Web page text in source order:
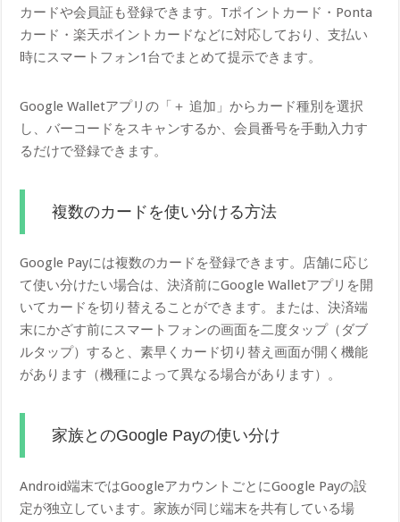
カードや会員証も登録できます。Tポイントカード・Ponta
カード・楽天ポイントカードなどに対応しており、支払い
時にスマートフォン1台でまとめて提示できます。
Google Walletアプリの「＋ 追加」からカード種別を選択
し、バーコードをスキャンするか、会員番号を手動入力す
るだけで登録できます。
複数のカードを使い分ける方法
Google Payには複数のカードを登録できます。店舗に応じ
て使い分けたい場合は、決済前にGoogle Walletアプリを開
いてカードを切り替えることができます。または、決済端
末にかざす前にスマートフォンの画面を二度タップ（ダブ
ルタップ）すると、素早くカード切り替え画面が開く機能
があります（機種によって異なる場合があります）。
家族とのGoogle Payの使い分け
Android端末ではGoogleアカウントごとにGoogle Payの設
定が独立しています。家族が同じ端末を共有している場